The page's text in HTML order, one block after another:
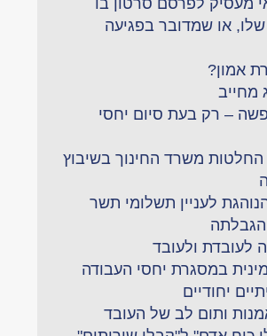
מעסיק לפרסם סרטון בו
או שמדובר בפגיעה
אמון?
מחייב
– רק בעת סיום יחסי
משרד החינוך בשיבוץ
לעניין תשלומי תשר
לעובדת ולעובד
במסגרת יחסי העבודה
יחודיים
ותום לב של העובד